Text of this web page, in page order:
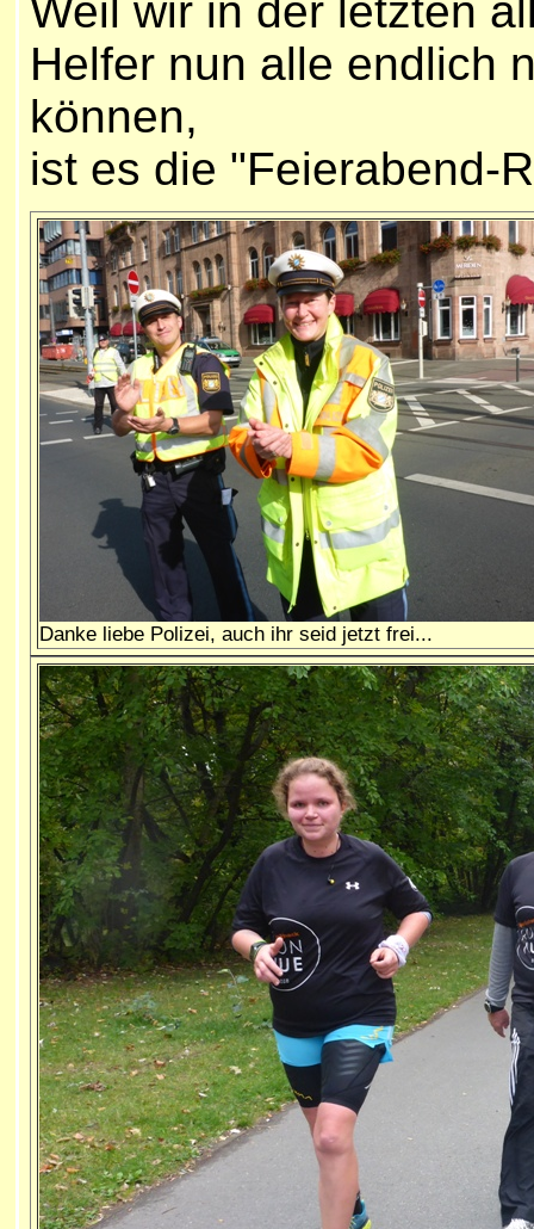
Weil wir in der letzten
Helfer nun alle endlich
können,
ist es die "Feierabend-
Danke liebe Polizei, auch ihr seid jetzt frei...